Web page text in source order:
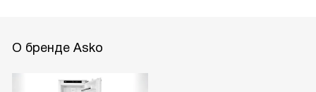
О бренде Asko